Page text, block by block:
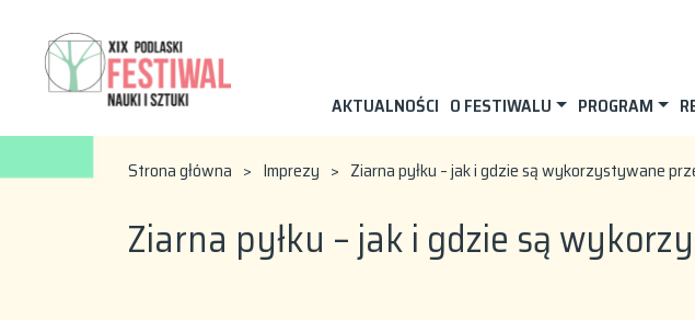
AKTUALNOŚCI O FESTIWALU PROGRAM
Strona główna > Imprezy > Ziarna pyłku – jak i gdzie są wykorzystywane
Ziarna pyłku – jak i gdzie są